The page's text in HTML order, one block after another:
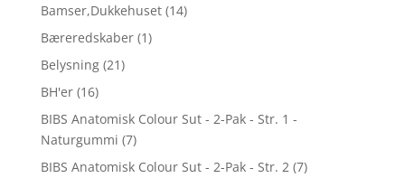
Bamser,Dukkehuset (14)
Bæreredskaber (1)
Belysning (21)
BH'er (16)
BIBS Anatomisk Colour Sut - 2-Pak - Str. 1 -
Naturgummi (7)
BIBS Anatomisk Colour Sut - 2-Pak - Str. 2 (7)